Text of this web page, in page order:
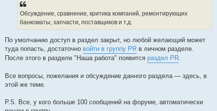
о
е
с
о
е
н
Обсуждение, сравнение, критика компаний, ремонтирующих
банкоматы, запчасти, поставщиков и т.д.
По умолчанию доступ в раздел закрыт, но любой желающий может
туда попасть, достаточно войти в группу PR в личном разделе.
После этого в разделе "Наша работа" появится раздел PR
Все вопросы, пожелания и обсуждение данного раздела — здесь, в
этой же теме.
P.S. Все, у кого больше 100 сообщений на форуме, автоматически